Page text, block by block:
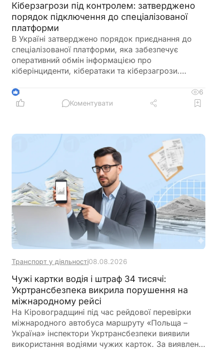
Кіберзагрози під контролем: затверджено
порядок підключення до спеціалізованої
платформи
В Україні затверджено порядок приєднання до
спеціалізованої платформи, яка забезпечує
оперативний обмін інформацією про
кіберінциденти, кібератаки та кіберзагрози.
між державними органами, операторами
критичної інфраструктури та іншими суб’єктами
3
6
Коментувати
Транспорт у діяльності08.08.2026
Чужі картки водія і штраф 34 тисячі:
Укртрансбезпека викрила порушення на
міжнародному рейсі
На Кіровоградщині під час рейдової перевірки
міжнародного автобуса маршруту «Польща –
Україна» інспектори Укртрансбезпеки виявили
використання водіями чужих карток. За виявлене